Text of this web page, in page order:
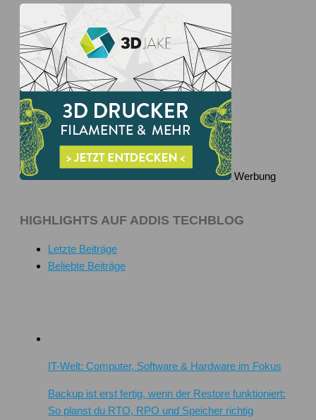
Werbung
HIGHLIGHTS AUF ADDIS TECHBLOG
Letzte Beiträge
Beliebte Beiträge
IT-Welt: Computer, Software & Hardware im Fokus
Backup ist erst fertig, wenn der Restore funktioniert:
So planst du RTO, RPO und Speicher richtig